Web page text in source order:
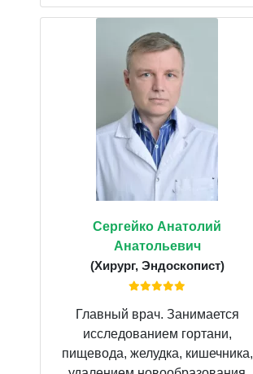
Сергейко Анатолий
Анатольевич
(Хирург, Эндоскопист)
Главный врач. Занимается
исследованием гортани,
пищевода, желудка, кишечника,